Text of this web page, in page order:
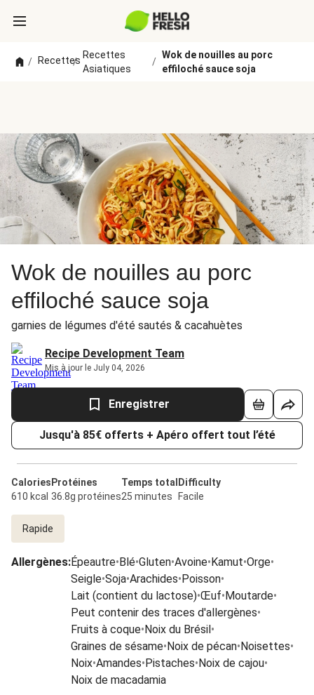
/ Recettes
/
Recettes
Asiatiques
/
Wok de nouilles au porc
effiloché sauce soja
Wok de nouilles au porc
effiloché sauce soja
garnies de légumes d'été sautés & cacahuètes
Recipe Development Team
Mis à jour le July 04, 2026
Enregistrer
Jusqu'à 85€ offerts + Apéro offert tout l’été
Calories
610 kcal
Protéines
36.8g protéines
Temps total
25 minutes
Difficulty
Facile
Rapide
Allergènes:Épeautre•Blé•Gluten•Avoine•Kamut•Orge•
Seigle•Soja•Arachides•Poisson•
Lait (contient du lactose)•Œuf•Moutarde•
Peut contenir des traces d'allergènes•
Fruits à coque•Noix du Brésil•
Graines de sésame•Noix de pécan•Noisettes•
Noix•Amandes•Pistaches•Noix de cajou•
Noix de macadamia